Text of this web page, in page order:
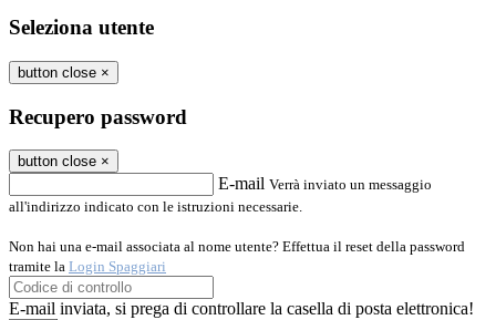
Seleziona utente
button close ×
Recupero password
button close ×
E-mail Verrà inviato un messaggio
all'indirizzo indicato con le istruzioni necessarie.
Non hai una e-mail associata al nome utente? Effettua il reset della password
tramite la Login Spaggiari
E-mail inviata, si prega di controllare la casella di posta elettronica!